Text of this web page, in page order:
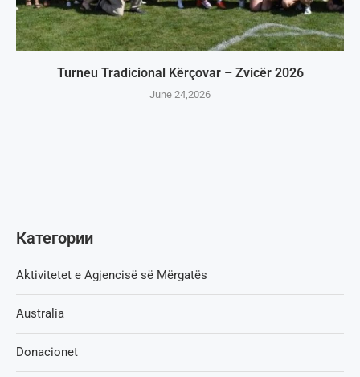
Turneu Tradicional Kërçovar – Zvicër 2026
June 24,2026
Категории
Aktivitetet e Agjencisë së Мërgatës
Australia
Donacionet